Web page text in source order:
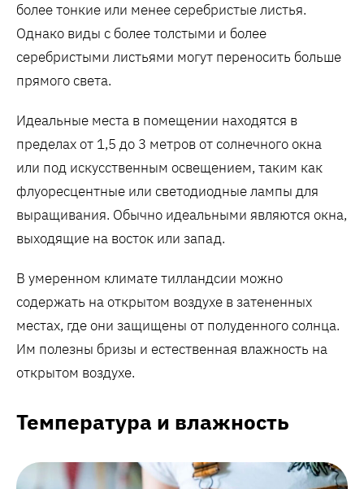
более тонкие или менее серебристые листья.
Однако виды с более толстыми и более
серебристыми листьями могут переносить больше
прямого света.
Идеальные места в помещении находятся в
пределах от 1,5 до 3 метров от солнечного окна
или под искусственным освещением, таким как
флуоресцентные или светодиодные лампы для
выращивания. Обычно идеальными являются окна,
выходящие на восток или запад.
В умеренном климате тилландсии можно
содержать на открытом воздухе в затененных
местах, где они защищены от полуденного солнца.
Им полезны бризы и естественная влажность на
открытом воздухе.
Температура и влажность